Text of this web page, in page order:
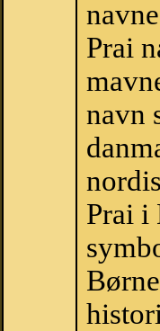
Prai
navn
Prai i